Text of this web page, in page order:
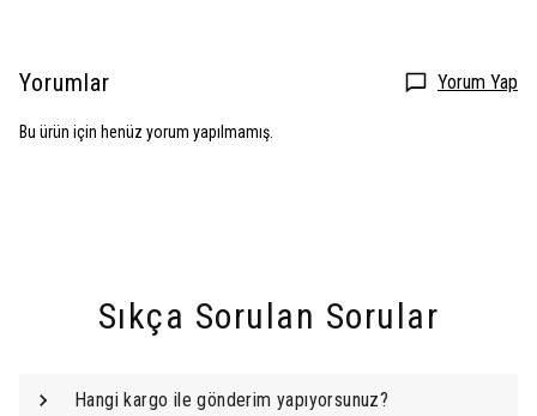
Yorumlar Yorum Yap
Bu ürün için henüz yorum yapılmamış.
Sıkça Sorulan Sorular
Hangi kargo ile gönderim yapıyorsunuz?